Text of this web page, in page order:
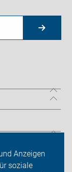
Anzeigen
soziale